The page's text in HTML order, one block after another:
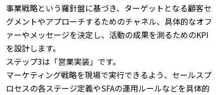
事業戦略という羅針盤に基づき、ターゲットとなる顧客セ
グメントやアプローチするためのチャネル、具体的なオフ
ァーやメッセージを決定し、活動の成果を測るためのKPI
を設計します。
ステップ3は「営業実装」です。
マーケティング戦略を現場で実行できるよう、セールスプ
ロセスの各ステージ定義やSFAの運用ルールなどを具体的